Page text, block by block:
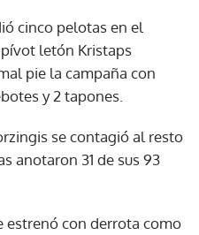
cinco pelotas en el
letón Kristaps
pie la campaña con
y 2 tapones.
se contagió al resto
anotaron 31 de sus 93
estrenó con derrota como